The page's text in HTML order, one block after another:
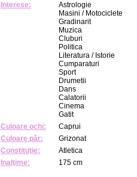
Interese:
Astrologie
Masini / Motociclete
Gradinarit
Muzica
Cluburi
Politica
Literatura / Istorie
Cumparaturi
Sport
Drumetii
Dans
Calatorii
Cinema
Gatit
Culoare ochi:
Caprui
Culoare păr:
Grizonat
Constituţie:
Atletica
Inalţime:
175 cm